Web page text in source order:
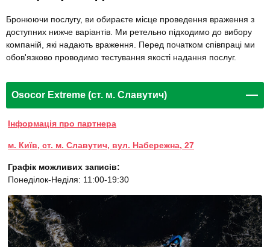
Бронюючи послугу, ви обираєте місце проведення враження з
доступних нижче варіантів. Ми ретельно підходимо до вибору
компаній, які надають враження. Перед початком співпраці ми
обов'язково проводимо тестування якості надання послуг.
Osocor Extreme (ст. м. Славутич)
Інформація про партнера
м. Київ, ст. м. Славутич, вул. Набережна, 27
Графік можливих записів:
Понеділок-Неділя: 11:00-19:30